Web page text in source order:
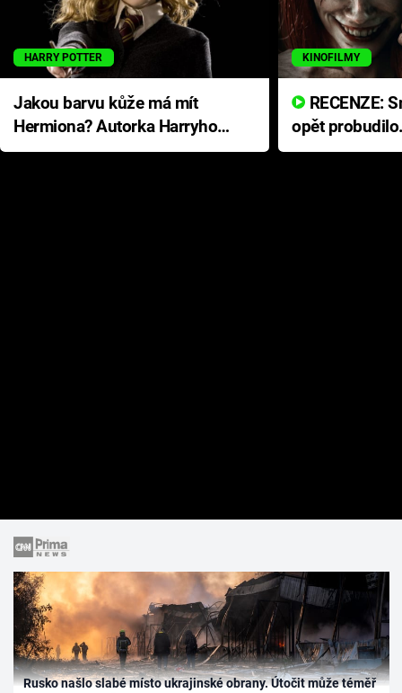
HARRY POTTER
Jakou barvu kůže má mít
Hermiona? Autorka Harryho
Pottera přišla s ráznou
KINOFILMY
opět
přichází s
Rusko našlo slabé místo ukrajinské obrany. Útočit může téměř